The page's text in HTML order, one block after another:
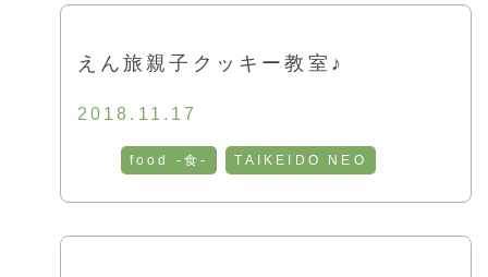
えん旅親子クッキー教室♪
2018.11.17
food -食- TAIKEIDO NEO